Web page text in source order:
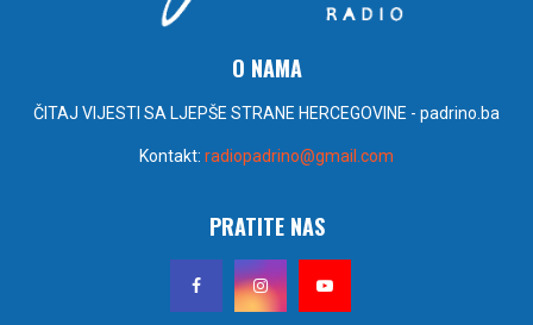
O NAMA
ČITAJ VIJESTI SA LJEPŠE STRANE HERCEGOVINE - padrino.ba
Kontakt: radiopadrino@gmail.com
PRATITE NAS